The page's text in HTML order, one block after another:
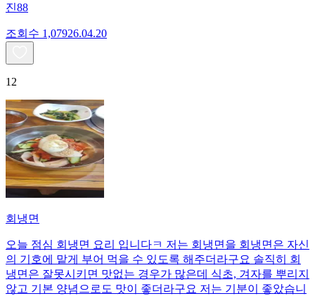
진88
조회수 1,07926.04.20
12
회냉면
오늘 점심 회냉면 요리 입니다ㅋ 저는 회냉면을 회냉면은 자신
의 기호에 맡게 부어 먹을 수 있도록 해주더라구요 솔직히 회
냉면은 잘못시키면 맛없는 경우가 많은데 식초, 겨자를 뿌리지
않고 기본 양념으로도 맛이 좋더라구요 저는 기분이 좋았습니